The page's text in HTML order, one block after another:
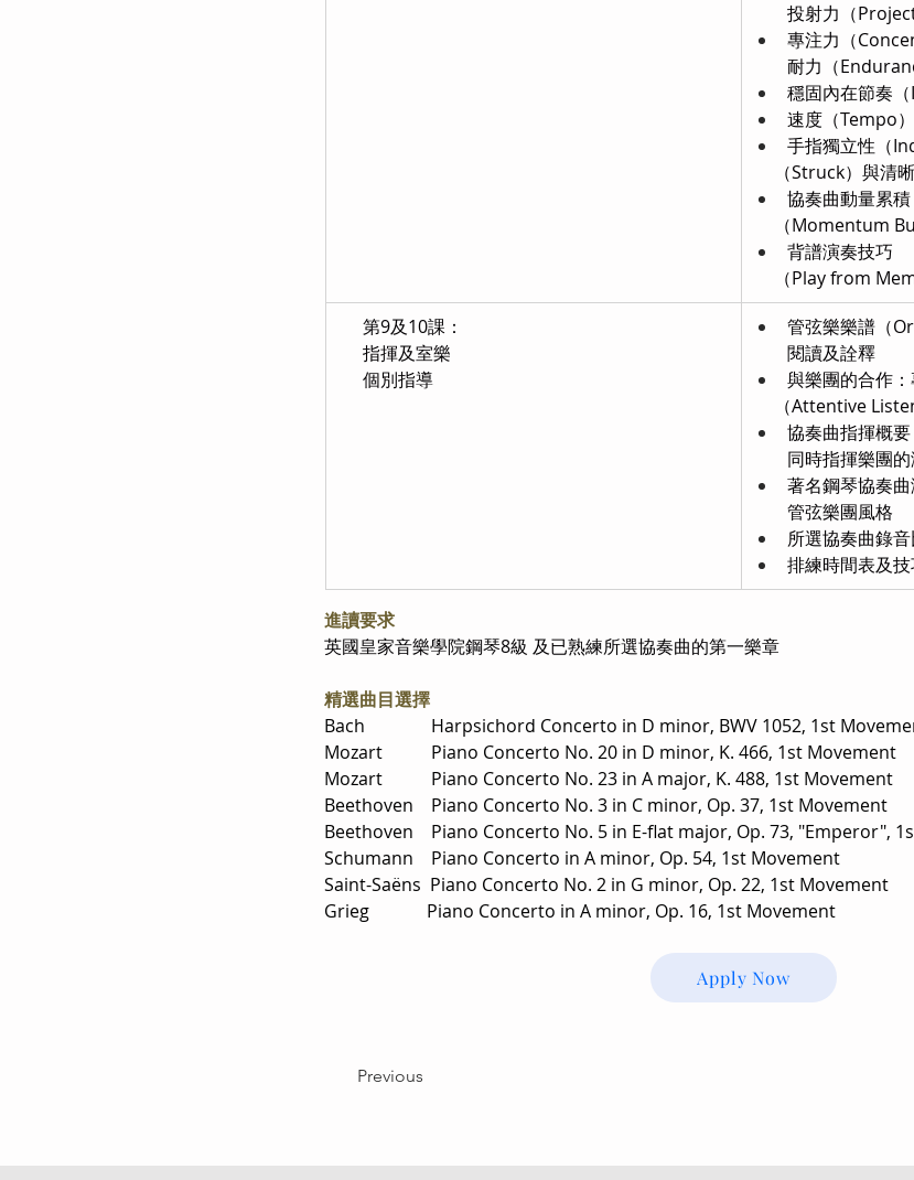
投射力（
專注力（
耐力（
穩固內在節奏
速度（Tempo
手指獨立性（
（Struck）與清晰
協奏曲動量累積
（Momentum
背譜演奏技巧
（Play from
第9及10課：
指揮及室樂
個別指導
管弦樂樂譜（
閱讀及詮釋
與樂團的合作
（Attentive
協奏曲指揮概
同時指揮樂團的
著名鋼琴協奏
管弦樂團風格
所選協奏曲錄
排練時間表及技
進讀要求
英國皇家音樂學院鋼琴8級 及已熟練所選協奏曲的第一樂章
精選曲目選擇
Bach               Harpsichord Concerto in D minor, BWV 1052, 1st
Mozart           Piano Concerto No. 20 in D minor, K. 466, 1st Movement
Mozart           Piano Concerto No. 23 in A major, K. 488, 1st Movement
Beethoven    Piano Concerto No. 3 in C minor, Op. 37, 1st Movement
Beethoven    Piano Concerto No. 5 in E-flat major, Op. 73, "Emperor",
Schumann    Piano Concerto in A minor, Op. 54, 1st Movement
Saint-Saëns  Piano Concerto No. 2 in G minor, Op. 22, 1st Movement
Grieg             Piano Concerto in A minor, Op. 16, 1st Movement
Apply Now
Previous